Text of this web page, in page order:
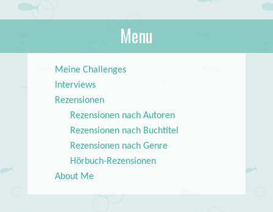
About Books
lilstar.de
Menu
Meine Challenges
Interviews
Rezensionen
Rezensionen nach Autoren
Rezensionen nach Buchtitel
Rezensionen nach Genre
Hörbuch-Rezensionen
About Me